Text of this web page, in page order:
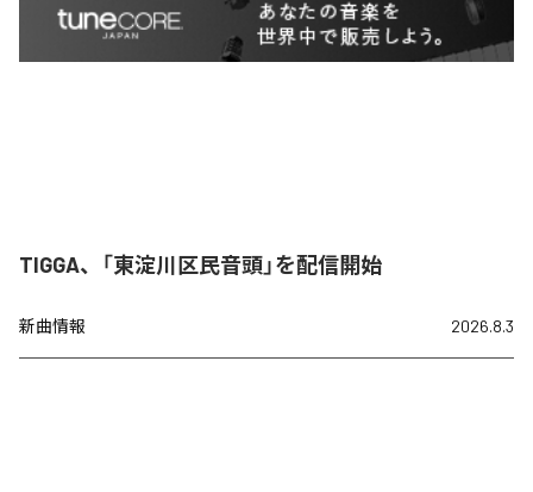
TIGGA、「東淀川区民音頭」を配信開始
新曲情報 2026.8.3